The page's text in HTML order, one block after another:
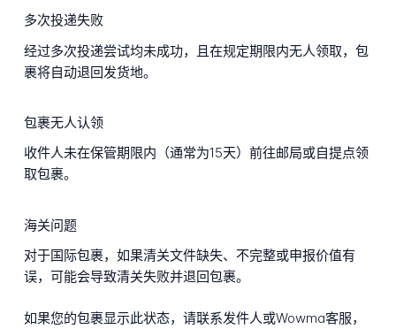
多次投递失败
经过多次投递尝试均未成功，且在规定期限内无人领取，包
裹将自动退回发货地。
包裹无人认领
收件人未在保管期限内（通常为15天）前往邮局或自提点领
取包裹。
海关问题
对于国际包裹，如果清关文件缺失、不完整或申报价值有
误，可能会导致清关失败并退回包裹。
如果您的包裹显示此状态，请联系发件人或Wowma客服，